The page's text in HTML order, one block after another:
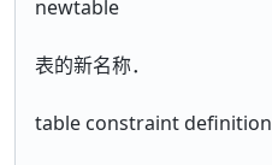
newtable
表的新名称．
table constraint definition